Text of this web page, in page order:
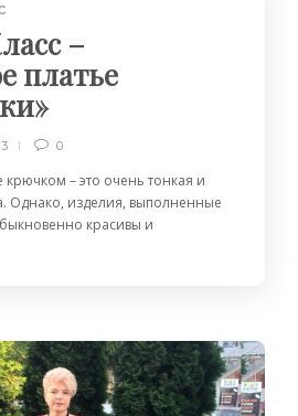
–
платье
0
– это очень тонкая и
Однако, изделия, выполненные
красивы и